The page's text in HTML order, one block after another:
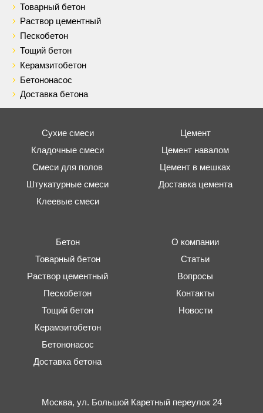
Товарный бетон
Раствор цементный
Пескобетон
Тощий бетон
Керамзитобетон
Бетононасос
Доставка бетона
Сухие смеси
Кладочные смеси
Смеси для полов
Штукатурные смеси
Клеевые смеси
Цемент
Цемент навалом
Цемент в мешках
Доставка цемента
Бетон
Товарный бетон
Раствор цементный
Пескобетон
Тощий бетон
Керамзитобетон
Бетононасос
Доставка бетона
О компании
Статьи
Вопросы
Контакты
Новости
Москва, ул. Большой Каретный переулок 24